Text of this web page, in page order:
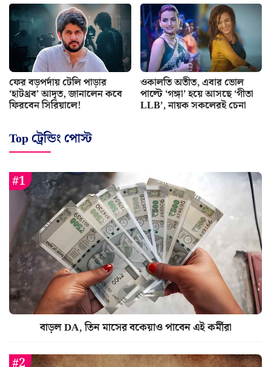
ফের বড়পর্দায় টেলি পাড়ার
‘হাটথ্রব’ আদৃত, জানালেন কবে
ফিরবেন সিরিয়ালে!
ওকালতি অতীত, এবার ভোল
পাল্টে ‘গঙ্গা’ হয়ে আসছে ‘গীতা
LLB’, নায়ক সকলেরই চেনা
Top ট্রেন্ডিং পোস্ট
বাড়ল DA, তিন মাসের বকেয়াও পাবেন এই কর্মীরা